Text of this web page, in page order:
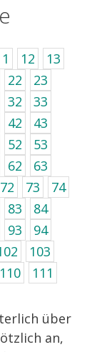
12
13
22
23
32
33
42
43
52
53
62
63
72 73
74
83
84
93
94
103
110 111
über
an,